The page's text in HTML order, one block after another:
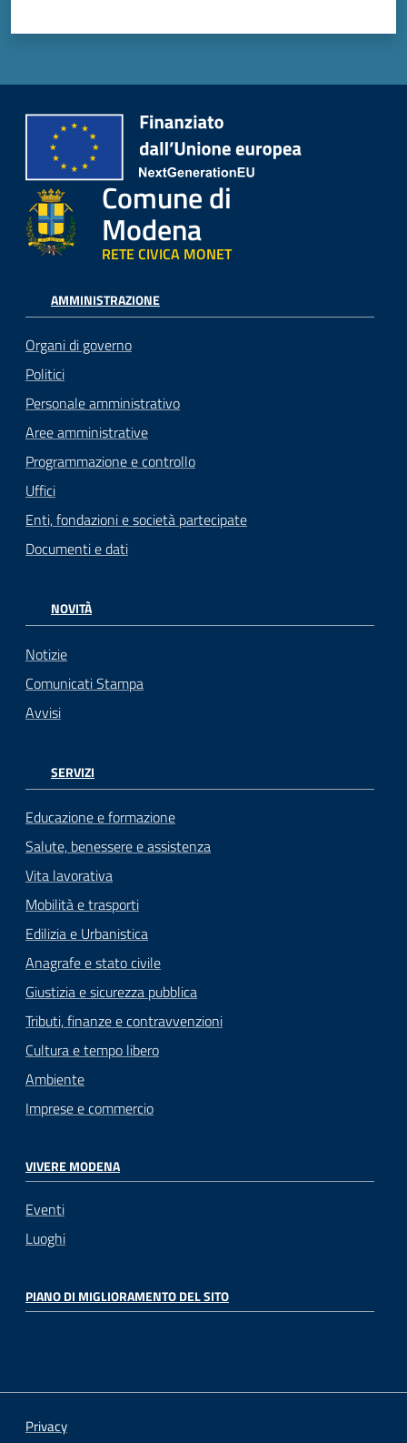
Comune di
Modena
RETE CIVICA MONET
AMMINISTRAZIONE
Organi di governo
Politici
Personale amministrativo
Aree amministrative
Programmazione e controllo
Uffici
Enti, fondazioni e società partecipate
Documenti e dati
NOVITÀ
Notizie
Comunicati Stampa
Avvisi
SERVIZI
Educazione e formazione
Salute, benessere e assistenza
Vita lavorativa
Mobilità e trasporti
Edilizia e Urbanistica
Anagrafe e stato civile
Giustizia e sicurezza pubblica
Tributi, finanze e contravvenzioni
Cultura e tempo libero
Ambiente
Imprese e commercio
VIVERE MODENA
Eventi
Luoghi
PIANO DI MIGLIORAMENTO DEL SITO
Privacy